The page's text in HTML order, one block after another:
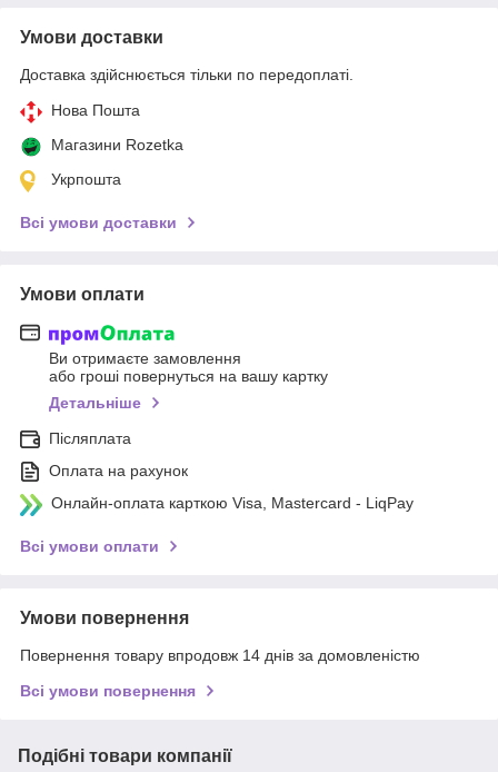
Умови доставки
Доставка здійснюється тільки по передоплаті.
Нова Пошта
Магазини Rozetka
Укрпошта
Всі умови доставки
Умови оплати
Ви отримаєте замовлення
або гроші повернуться на вашу картку
Детальніше
Післяплата
Оплата на рахунок
Онлайн-оплата карткою Visa, Mastercard - LiqPay
Всі умови оплати
Умови повернення
Повернення товару впродовж 14 днів за домовленістю
Всі умови повернення
Подібні товари компанії